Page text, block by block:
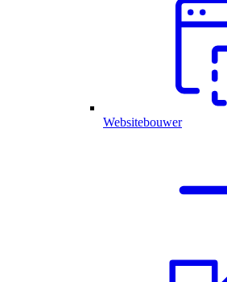
Websitebouwer